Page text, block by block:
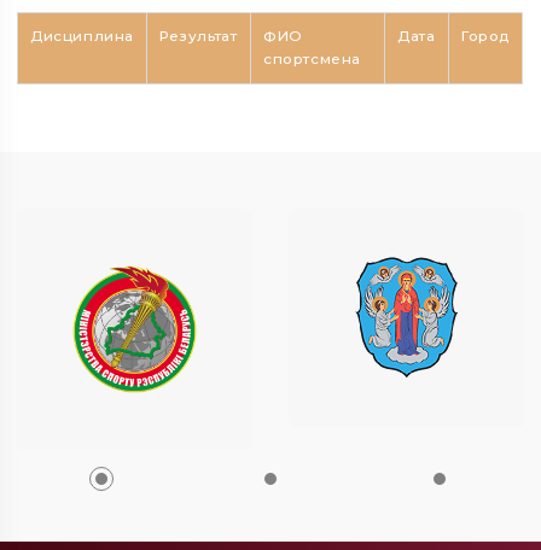
Дисциплина Результат
ФИО
спортсмена
Дата Город